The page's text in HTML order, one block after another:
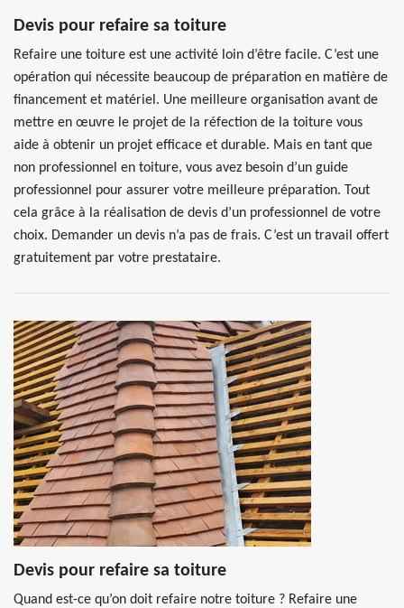
Devis pour refaire sa toiture
Refaire une toiture est une activité loin d’être facile. C’est une
opération qui nécessite beaucoup de préparation en matière de
financement et matériel. Une meilleure organisation avant de
mettre en œuvre le projet de la réfection de la toiture vous
aide à obtenir un projet efficace et durable. Mais en tant que
non professionnel en toiture, vous avez besoin d’un guide
professionnel pour assurer votre meilleure préparation. Tout
cela grâce à la réalisation de devis d’un professionnel de votre
choix. Demander un devis n’a pas de frais. C’est un travail offert
gratuitement par votre prestataire.
Devis pour refaire sa toiture
Quand est-ce qu’on doit refaire notre toiture ? Refaire une